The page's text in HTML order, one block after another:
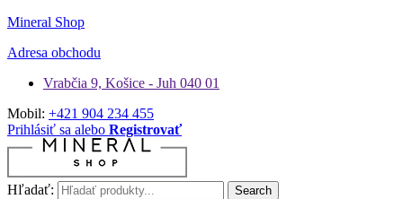
Mineral Shop
Adresa obchodu
Vrabčia 9, Košice - Juh 040 01
Mobil: +421 904 234 455
Prihlásiť sa alebo Registrovať
Hľadať: Search